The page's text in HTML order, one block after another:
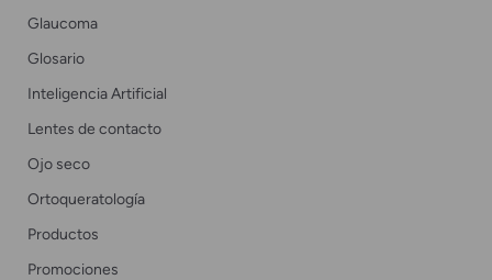
Glaucoma
Glosario
Inteligencia Artificial
Lentes de contacto
Ojo seco
Ortoqueratología
Productos
Promociones